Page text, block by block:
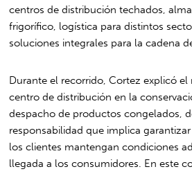
centros de distribución techados,
frigorífico, logística para distintos
soluciones integrales para la cadena
Durante el recorrido, Cortez explicó
centro de distribución en la
despacho de productos congelados,
responsabilidad que implica
los clientes mantengan condiciones
llegada a los consumidores. En este